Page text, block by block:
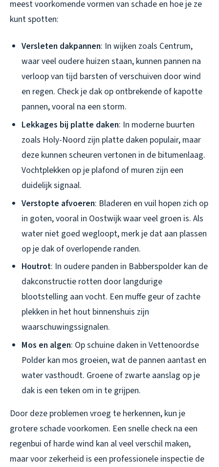
meest voorkomende vormen van schade en hoe je ze
kunt spotten:
Versleten dakpannen: In wijken zoals Centrum,
waar veel oudere huizen staan, kunnen pannen na
verloop van tijd barsten of verschuiven door wind
en regen. Check je dak op ontbrekende of kapotte
pannen, vooral na een storm.
Lekkages bij platte daken: In moderne buurten
zoals Holy-Noord zijn platte daken populair, maar
deze kunnen scheuren vertonen in de bitumenlaag.
Vochtplekken op je plafond of muren zijn een
duidelijk signaal.
Verstopte afvoeren: Bladeren en vuil hopen zich op
in goten, vooral in Oostwijk waar veel groen is. Als
water niet goed wegloopt, merk je dat aan plassen
op je dak of overlopende randen.
Houtrot: In oudere panden in Babberspolder kan de
dakconstructie rotten door langdurige
blootstelling aan vocht. Een muffe geur of zachte
plekken in het hout binnenshuis zijn
waarschuwingssignalen.
Mos en algen: Op schuine daken in Vettenoordse
Polder kan mos groeien, wat de pannen aantast en
water vasthoudt. Groene of zwarte aanslag op je
dak is een teken om in te grijpen.
Door deze problemen vroeg te herkennen, kun je
grotere schade voorkomen. Een snelle check na een
regenbui of harde wind kan al veel verschil maken,
maar voor zekerheid is een professionele inspectie de